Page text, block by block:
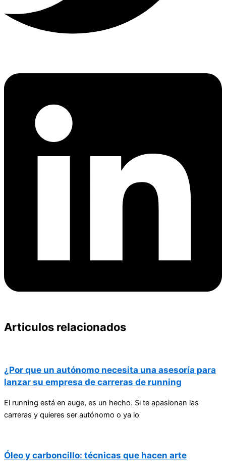
Articulos relacionados
¿Por que un autónomo necesita una asesoría para
lanzar su empresa de carreras de running
El running está en auge, es un hecho. Si te apasionan las
carreras y quieres ser autónomo o ya lo
Óleo y carboncillo: técnicas que hacen arte